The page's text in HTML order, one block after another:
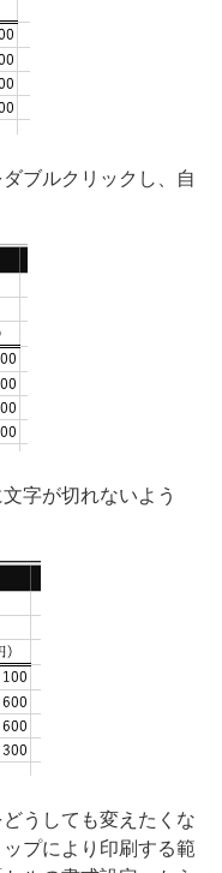
ブルクリックし、自
字が切れないよう
うしても変えたくな
プにより印刷する範